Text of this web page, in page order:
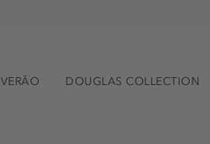
VERÃO DOUGLAS COLLECTION